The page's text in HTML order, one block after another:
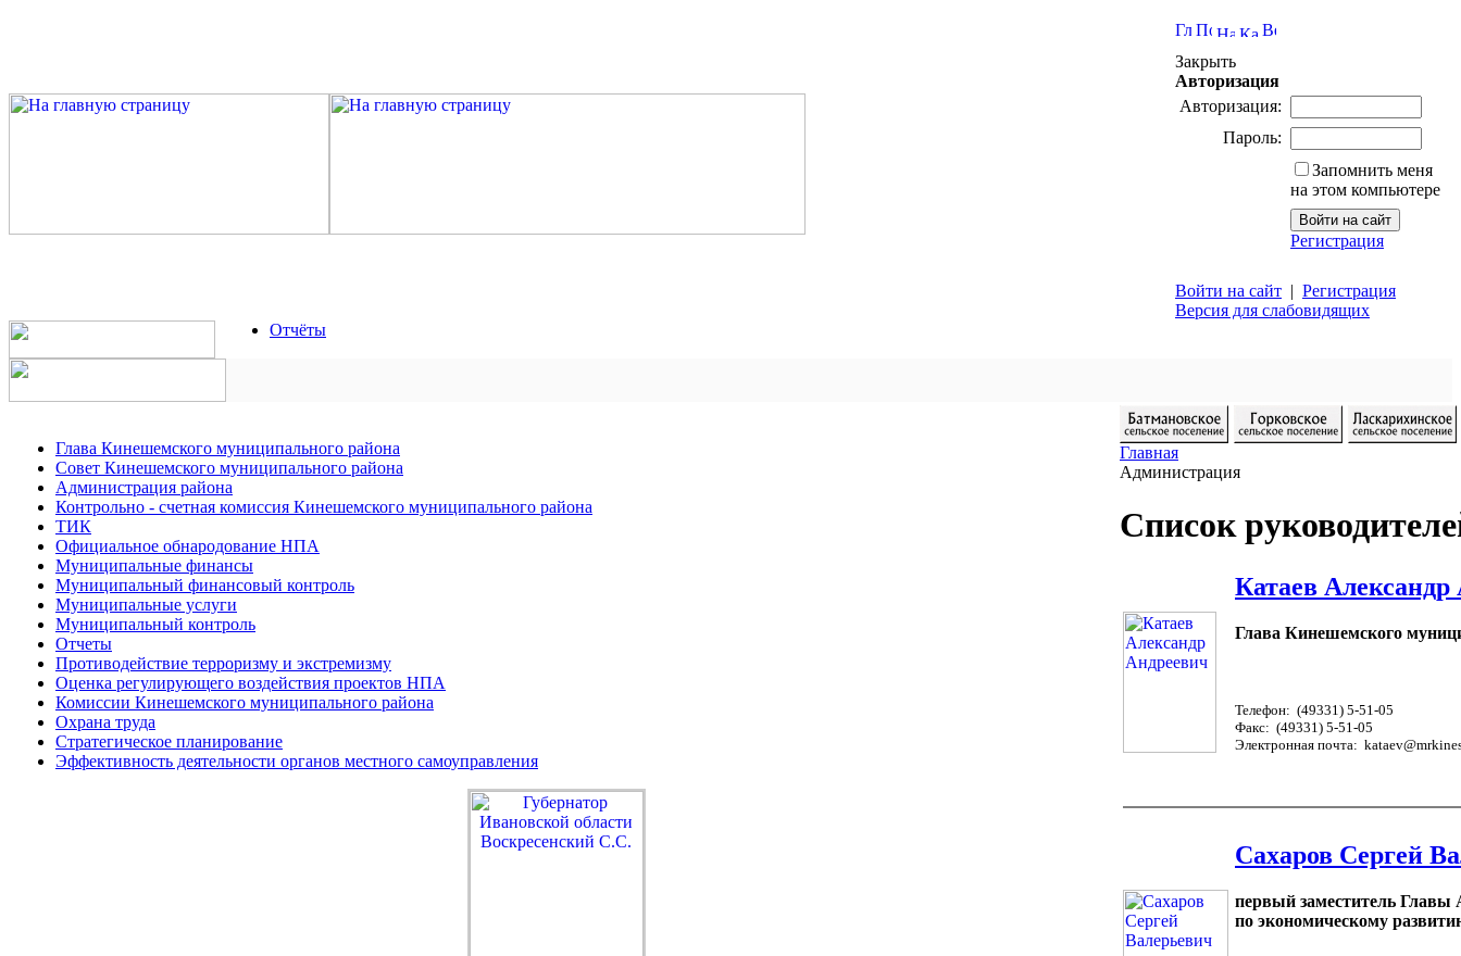
Закрыть
Авторизация
Авторизация:
Пароль:
Запомнить меня
на этом компьютере
Регистрация
Войти на сайт | Регистрация
Версия для слабовидящих
Отчёты
Глава Кинешемского муниципального района
Совет Кинешемского муниципального района
Администрация района
Контрольно - счетная комиссия Кинешемского муниципального района
ТИК
Официальное обнародование НПА
Муниципальные финансы
Муниципальный финансовый контроль
Муниципальные услуги
Муниципальный контроль
Отчеты
Противодействие терроризму и экстремизму
Оценка регулирующего воздействия проектов НПА
Комиссии Кинешемского муниципального района
Охрана труда
Стратегическое планирование
Эффективность деятельности органов местного самоуправления
Главная
Администрация
Список
Катаев Александр
Глава Кинешемского
Телефон: (49331) 5-51-05
Факс: (49331) 5-51-05
Электронная почта:
Сахаров Сергей
первый заместитель
по экономическому